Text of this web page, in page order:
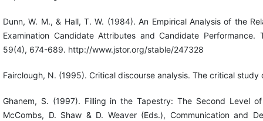
Dunn, W. M., & Hall, T. W. (1984). An Empirical Analysis of the
Examination Candidate Attributes and Candidate Performance.
59(4), 674-689. http://www.jstor.org/stable/247328
Fairclough, N. (1995). Critical discourse analysis. The critical study
Ghanem, S. (1997). Filling in the Tapestry: The Second Level
McCombs, D. Shaw & D. Weaver (Eds.), Communication and